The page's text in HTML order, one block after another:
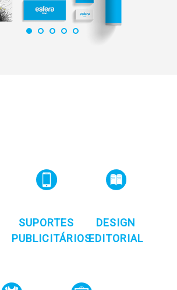
SUPORTES
PUBLICITÁRIOS
DESIGN
EDITORIAL